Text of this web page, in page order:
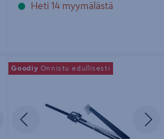
Heti 14 myymälästä
Seuraava
Automaattinen luukun avaaja
Goodiy
Edellinen
Goodiy Onnistu edullisesti